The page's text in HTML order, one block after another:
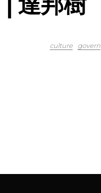
culture govern